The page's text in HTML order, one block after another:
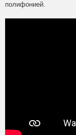
полифонией.